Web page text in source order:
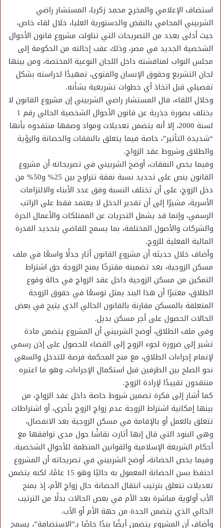
استضاف الإعلامي والمخرج محمد زكريا، المستشار راضي
الشربيني المحامي بالنقض والدستورية العليا، خلال لقاء خاص،
حيث أدلى بعدد من التصريحات التي تناولت مشروع قانون الأحوال
الشخصية الجديد في مصر، وذلك عقب إحالته من الحكومة إلى
مجلس النواب لمناقشته داخل اللجان النوعية المختصة، ومن بينها
لجان التشريع وحقوق الإنسان والفتوى، تمهيدًا لدراسته بشكل
تفصيلي قبل اتخاذ أي خطوات تشريعية بشأنه.
وخلال اللقاء، قال المستشار راضي الشربيني إن مشروع القانون لا
يختلف بصورة جذرية عن قانون الأحوال الشخصية الحالي رقم 1
لسنة 2000، إلا أنه يتضمن تعديلات ومواد وصفها منتقدوه بأنها
“شديدة التأثير”، خاصة فيما يتعلق بالنفقات والحضانة والرؤية
والطلاق وشروط عقد الزواج.
وفيما يخص النفقات، أوضح الشربيني في تصريحاته أن مشروع
القانون ينص على تحديد نسبة نفقة تتراوح بين 25% و50% من
دخل الزوج، على أن تختلف النسبة وفق عدد الأبناء والالتزامات
الأسرية، مشيرًا إلى أن تقدير الدخل لا يعتمد فقط على الراتب
الرسمي، وإنما قد يشمل التحريات عن الممتلكات والأعمال الحرة
والشركات والأصول المختلفة، بما يسمح للقاضي بتحديد القدرة
المالية الفعلية للزوج.
وأضاف خلال حديثه أن مشروع القانون أثار جدلًا واسعًا في ملف
مسكن الزوجية، بعد تضمينه مقترحًا يمنح الزوجة حق اشتراط
التمكين من مسكن الزوجية داخل عقد الزواج في حالة وقوع
الطلاق، معتبرًا أن هذا البند يمثل توسعًا في حقوق الزوجة
المتعلقة بالمسكن مقارنة بالقانون الحالي الذي يتيح في بعض
الحالات الحصول على أجر مسكن بديل.
وفي ملف الطلاق، أوضح الشربيني أن المشروع يتضمن مادة
تشير إلى ضرورة لجوء الزوج إلى القضاء للحصول على إذن رسمي
لإتمام إجراءات الطلاق، مع منح المحكمة فرصة للتدخل والسعي
نحو الصلح بين الطرفين قبل استكمال الإجراءات، وهو ما اعتبره
منتقدون تقييدًا لإرادة الزوج.
كما أشار إلى فكرة تضمين شروط خاصة داخل عقد الزواج، من
بينها إمكانية اشتراط الزوجة عدم زواج الزوج بأخرى، أو اشتراطات
تتعلق بالعمل أو بالإقامة في مسكن الزوجية بعد الانفصال،
وهي البنود التي قال إنها أثارت نقاشًا حول مدى توافقها مع
أحكام الشريعة الإسلامية والقوانين المنظمة للأحوال الشخصية.
وفيما يخص الحضانة، أوضح الشربيني في تصريحاته أن المشروع
احتفظ بسن الحضانة المعمول به حاليًا وهو 15 عامًا، لكنه يتضمن
تعديلات تتعلق بترتيب انتقال الحضانة حال زواج الأم، إذ يمنح
الأب أولوية مباشرة بعد الأم في بعض الحالات بدلًا من الترتيب
الحالي الذي يتضمن الجدة من جهة الأم أو الأب.
وأضاف أن المشروع يتضمن أيضًا بندًا خاصًا بـ”الاستضافة”، يسمح